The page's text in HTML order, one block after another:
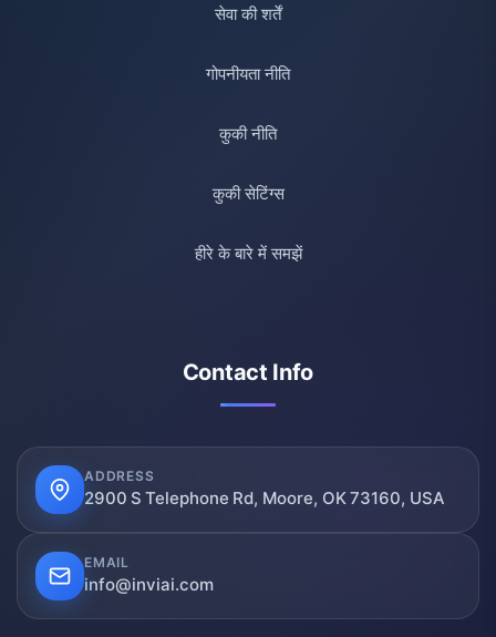
सेवा की शर्तें
गोपनीयता नीति
कुकी नीति
कुकी सेटिंग्स
हीरे के बारे में समझें
Contact Info
ADDRESS
2900 S Telephone Rd, Moore, OK 73160, USA
EMAIL
info@inviai.com